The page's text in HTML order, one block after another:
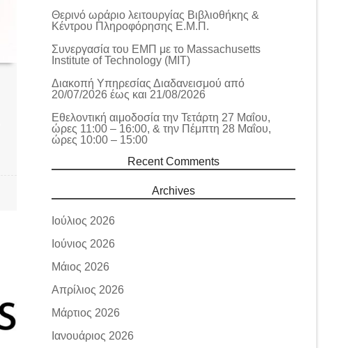
Θερινό ωράριο λειτουργίας Βιβλιοθήκης &
Κέντρου Πληροφόρησης Ε.Μ.Π.
Συνεργασία του ΕΜΠ με το Massachusetts
Institute of Technology (MIT)
Διακοπή Υπηρεσίας Διαδανεισμού από
20/07/2026 έως και 21/08/2026
Εθελοντική αιμοδοσία την Τετάρτη 27 Μαΐου,
ώρες 11:00 – 16:00, & την Πέμπτη 28 Μαΐου,
ώρες 10:00 – 15:00
Recent Comments
Archives
Ιούλιος 2026
Ιούνιος 2026
Μάιος 2026
Απρίλιος 2026
Μάρτιος 2026
Ιανουάριος 2026